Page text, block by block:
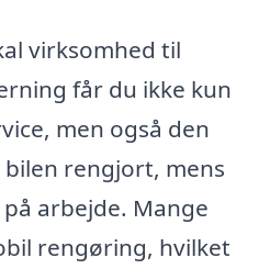
virksomhed til
får du ikke kun
men også den
rengjort, mens
arbejde. Mange
rengøring, hvilket